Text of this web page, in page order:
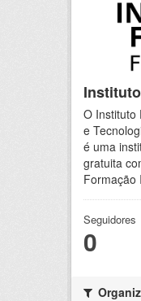
O Instituto
e
é uma
gratuita
Formação
Seguidores
0